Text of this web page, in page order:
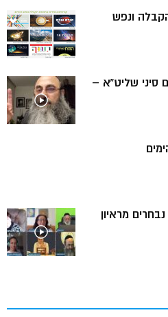
ונפש
שליט”א –
מראיון